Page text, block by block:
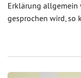
Erklärung allgemein
gesprochen wird, so